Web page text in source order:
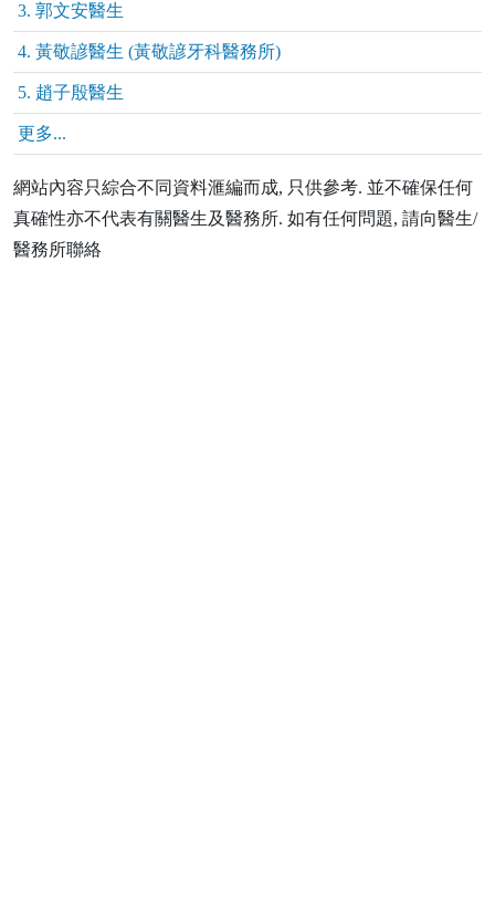
3. 郭文安醫生
4. 黃敬諺醫生 (黃敬諺牙科醫務所)
5. 趙子殷醫生
更多...
網站內容只綜合不同資料滙編而成, 只供參考. 並不確保任何
真確性亦不代表有關醫生及醫務所. 如有任何問題, 請向醫生/
醫務所聯絡